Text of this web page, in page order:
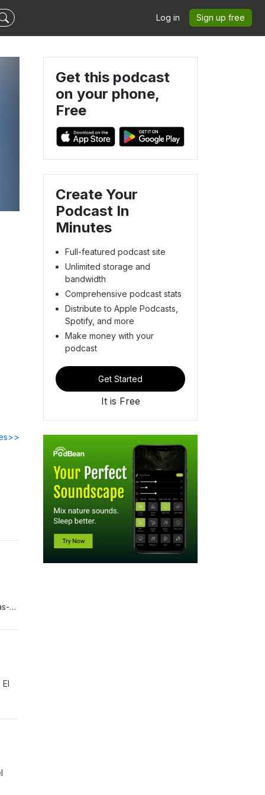
Log in Sign up free
Get this podcast
on your phone,
Free
Create Your
Podcast In
Minutes
Full-featured podcast site
Unlimited storage and
bandwidth
Comprehensive podcast stats
Distribute to Apple Podcasts,
Spotify, and more
Make money with your
podcast
Get Started
It is Free